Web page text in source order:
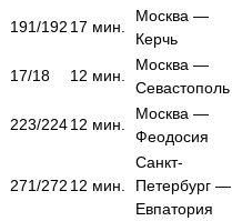
191/192 17 мин.
Москва —
Керчь
17/18 12 мин.
Москва —
Севастополь
223/22412 мин.
Москва —
Феодосия
271/272 12 мин.
Санкт-
Петербург —
Евпатория